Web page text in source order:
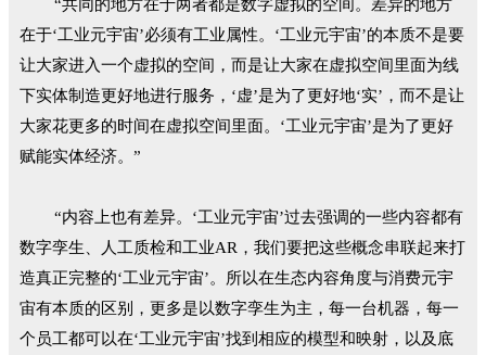
“共同的地方在于两者都是数字虚拟的空间。差异的地方
在于‘工业元宇宙’必须有工业属性。‘工业元宇宙’的本质不是要
让大家进入一个虚拟的空间，而是让大家在虚拟空间里面为线
下实体制造更好地进行服务，‘虚’是为了更好地‘实’，而不是让
大家花更多的时间在虚拟空间里面。‘工业元宇宙’是为了更好
赋能实体经济。”
“内容上也有差异。‘工业元宇宙’过去强调的一些内容都有
数字孪生、人工质检和工业AR，我们要把这些概念串联起来打
造真正完整的‘工业元宇宙’。所以在生态内容角度与消费元宇
宙有本质的区别，更多是以数字孪生为主，每一台机器，每一
个员工都可以在‘工业元宇宙’找到相应的模型和映射，以及底